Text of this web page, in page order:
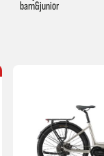
barn&junior